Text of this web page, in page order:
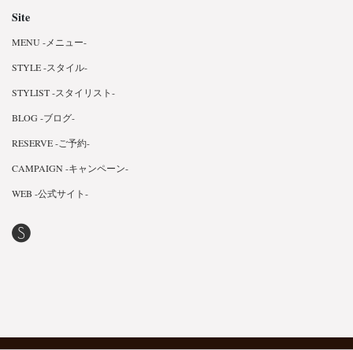
Site
MENU -メニュー-
STYLE -スタイル-
STYLIST -スタイリスト-
BLOG -ブログ-
RESERVE -ご予約-
CAMPAIGN -キャンペーン-
WEB -公式サイト-